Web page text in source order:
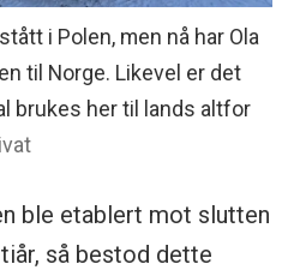
i Polen, men nå har Ola
til Norge. Likevel er det
brukes her til lands altfor
ble etablert mot slutten
så bestod dette